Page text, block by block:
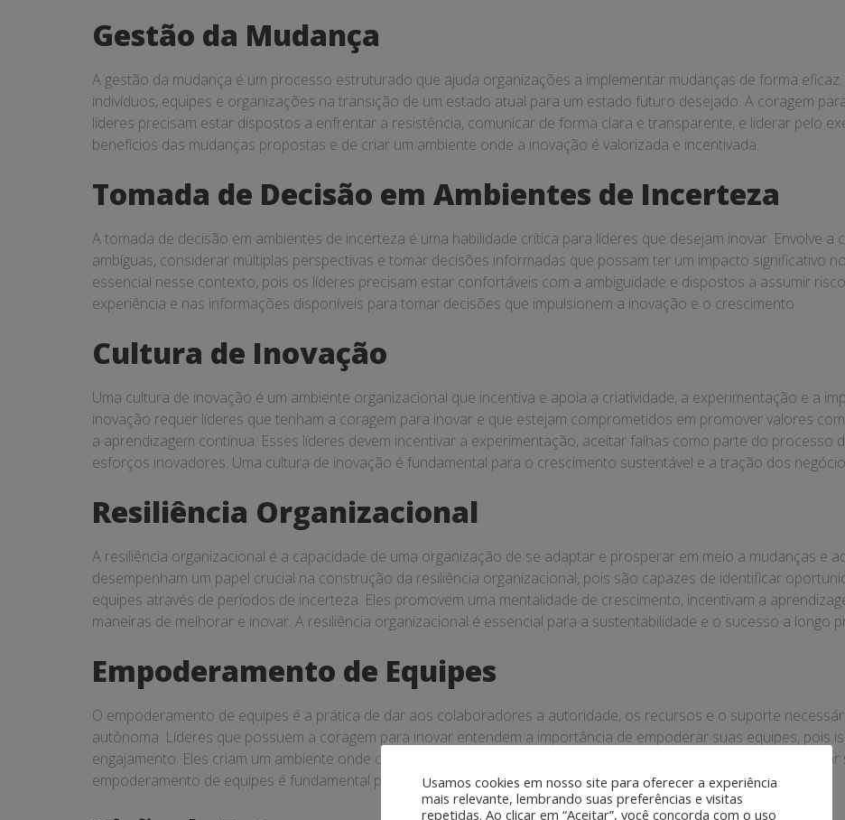
Gestão da Mudança
A gestão da mudança é um processo estruturado que ajuda organizações a implementar mudanças de forma
indivíduos, equipes e organizações na transição de um estado atual para um estado futuro desejado. A coragem
líderes precisam estar dispostos a enfrentar a resistência, comunicar de forma clara e transparente, e liderar pelo
benefícios das mudanças propostas e de criar um ambiente onde a inovação é valorizada e incentivada.
Tomada de Decisão em Ambientes de Incerteza
A tomada de decisão em ambientes de incerteza é uma habilidade crítica para líderes que desejam inovar. Envolve
ambíguas, considerar múltiplas perspectivas e tomar decisões informadas que possam ter um impacto significativo
essencial nesse contexto, pois os líderes precisam estar confortáveis com a ambiguidade e dispostos a assumir
experiência e nas informações disponíveis para tomar decisões que impulsionem a inovação e o crescimento.
Cultura de Inovação
Uma cultura de inovação é um ambiente organizacional que incentiva e apoia a criatividade, a experimentação e a
inovação requer líderes que tenham a coragem para inovar e que estejam comprometidos em promover valores
a aprendizagem contínua. Esses líderes devem incentivar a experimentação, aceitar falhas como parte do
esforços inovadores. Uma cultura de inovação é fundamental para o crescimento sustentável e a tração dos
Resiliência Organizacional
A resiliência organizacional é a capacidade de uma organização de se adaptar e prosperar em meio a mudanças e
desempenham um papel crucial na construção da resiliência organizacional, pois são capazes de identificar
equipes através de períodos de incerteza. Eles promovem uma mentalidade de crescimento, incentivam a
maneiras de melhorar e inovar. A resiliência organizacional é essencial para a sustentabilidade e o sucesso a longo
Empoderamento de Equipes
O empoderamento de equipes é a prática de dar aos colaboradores a autoridade, os recursos e o suporte
autônoma. Líderes que possuem a coragem para inovar entendem a importância de empoderar suas equipes, pois
engajamento. Eles criam um ambiente onde os colaboradores se sentem valorizados e confiantes para
empoderamento de equipes é fundamental para fomentar a inovação e alcançar resultados excepcionais.
Usamos cookies em nosso site para oferecer a experiência
mais relevante, lembrando suas preferências e visitas
repetidas. Ao clicar em “Aceitar”, você concorda com o uso